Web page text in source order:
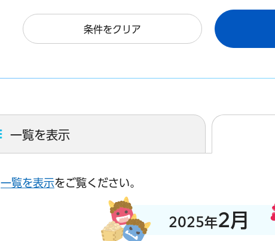
条件をクリア
一覧を表示
一覧を表示をご覧ください。
2025年2月